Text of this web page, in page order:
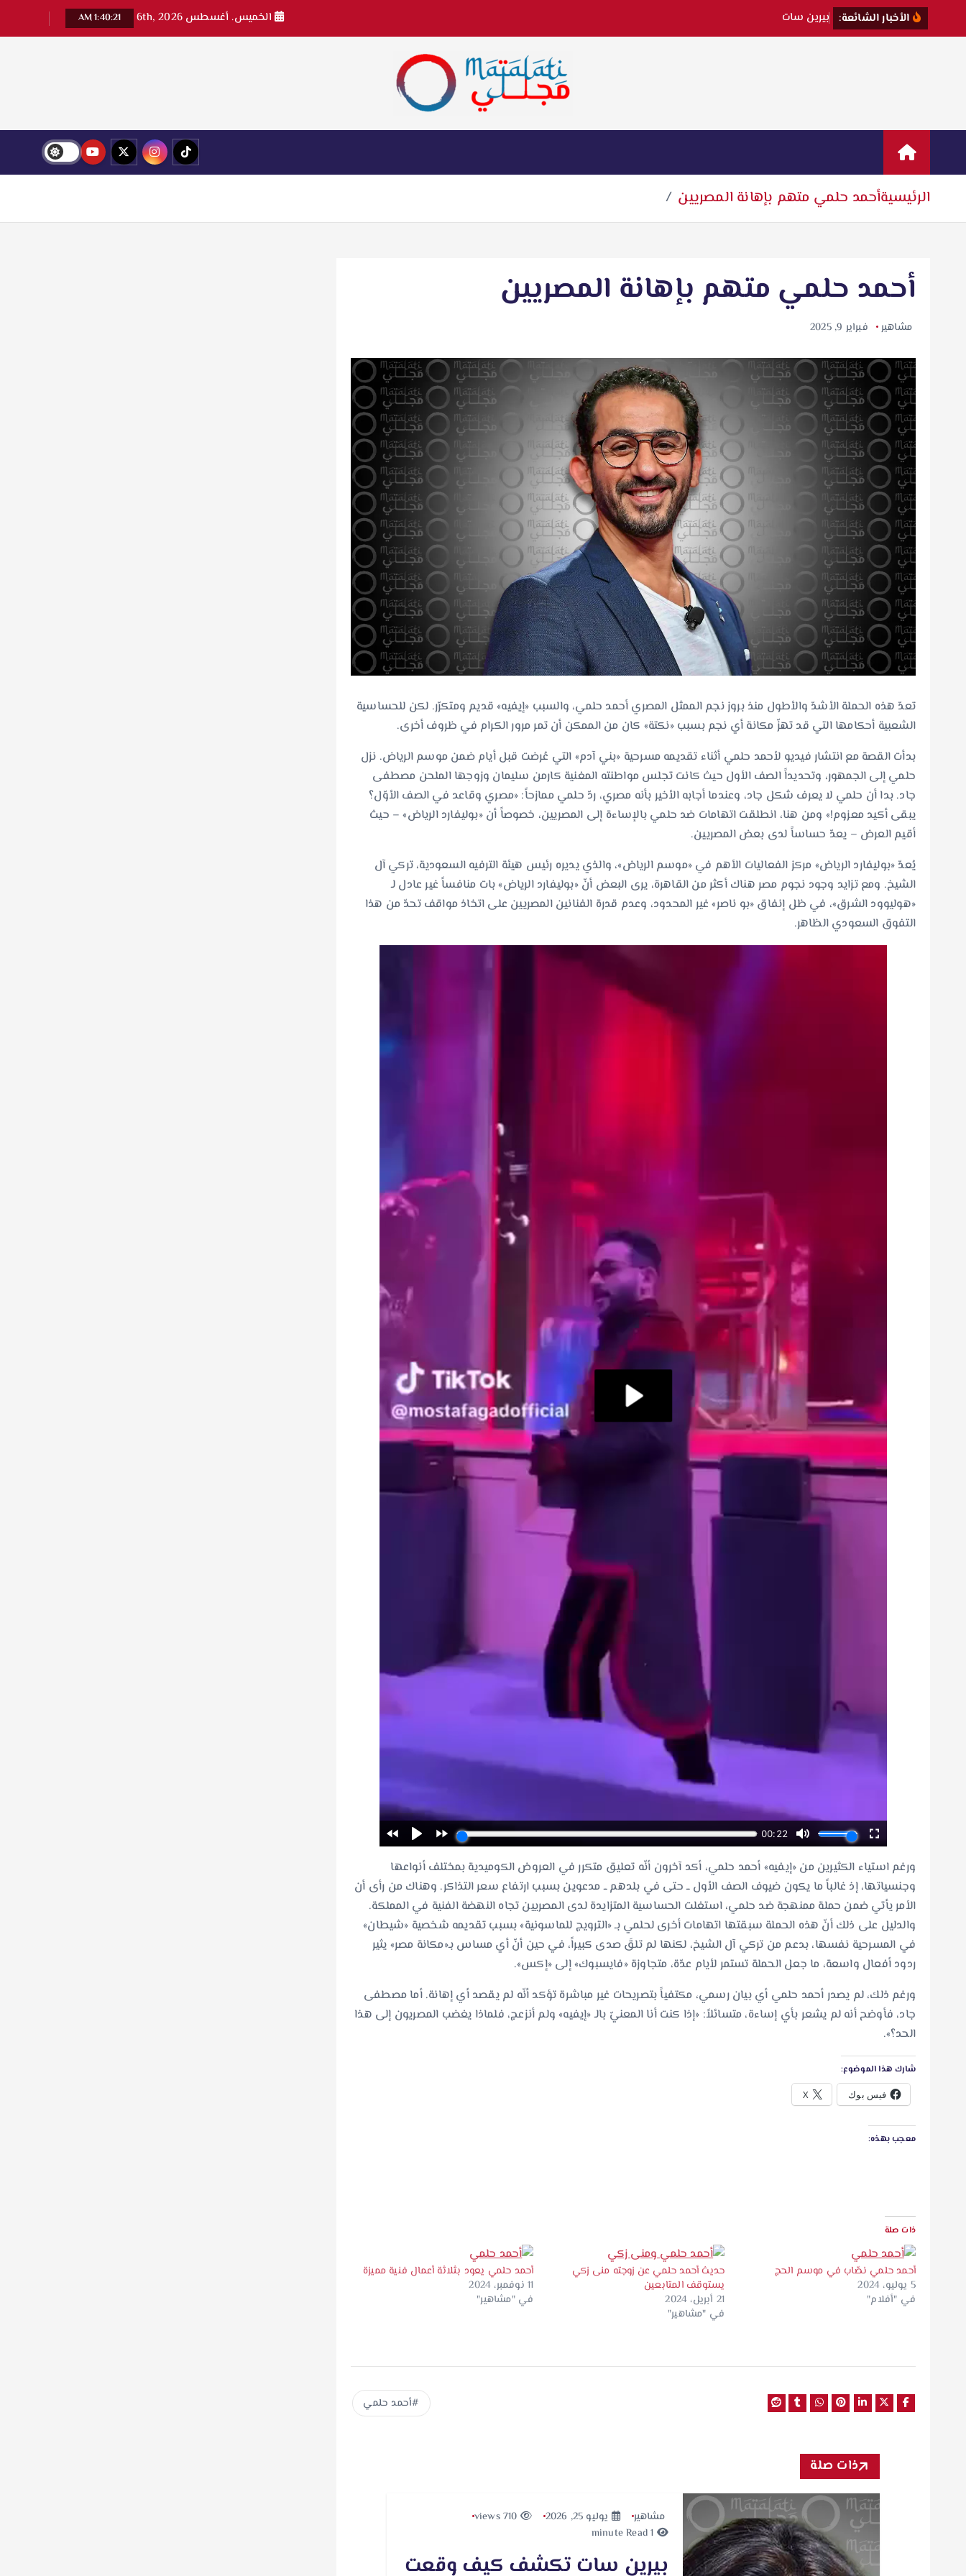
ل
و
إ
الأخبار الشائعة: بيرين سات الخميس. أغسطس 6th, 2026 1:40:22 AM
اخبار فنية وترفيهية
الرئيسيةأحمد حلمي متهم بإهانة المصريين
أحمد حلمي متهم بإهانة المصريين
مشاهير فبراير 9, 2025
تعدّ هذه الحملة الأشدّ والأطول منذ بروز نجم الممثل المصري أحمد حلمي، والسبب «إيفيه» قديم ومتكرّر. لكن للحساسية
الشعبية أحكامها التي قد تهزّ مكانة أي نجم بسبب «نكتة» كان من الممكن أن تمر مرور الكرام في ظروف أخرى.
بدأت القصة مع انتشار فيديو لأحمد حلمي أثناء تقديمه مسرحية «بني آدم» التي عُرضت قبل أيام ضمن موسم الرياض. نزل
حلمي إلى الجمهور، وتحديداً الصف الأول حيث كانت تجلس مواطنته المغنية كارمن سليمان وزوجها الملحن مصطفى
جاد. بدا أن حلمي لا يعرف شكل جاد، وعندما أجابه الأخير بأنه مصري، ردّ حلمي ممازحاً: «مصري وقاعد في الصف الأوّل؟
يبقى أكيد معزوم!» ومن هنا، انطلقت اتهامات ضد حلمي بالإساءة إلى المصريين، خصوصاً أن «بوليفارد الرياض» – حيث
أقيم العرض – يعدّ حساساً لدى بعض المصريين.
يُعدّ «بوليفارد الرياض» مركز الفعاليات الأهم في «موسم الرياض»، والذي يديره رئيس هيئة الترفيه السعودية، تركي آل
الشيخ. ومع تزايد وجود نجوم مصر هناك أكثر من القاهرة، يرى البعض أنّ «بوليفارد الرياض» بات منافساً غير عادل لـ
«هوليوود الشرق»، في ظل إنفاق «بو ناصر» غير المحدود، وعدم قدرة الفنانين المصريين على اتخاذ مواقف تحدّ من هذا
التفوق السعودي الظاهر.
ورغم استياء الكثيرين من «إيفيه» أحمد حلمي، أكد آخرون أنّه تعليق متكرر في العروض الكوميدية بمختلف أنواعها
وجنسياتها، إذ غالباً ما يكون ضيوف الصف الأول ــ حتى في بلدهم ــ مدعوين بسبب ارتفاع سعر التذاكر. وهناك من رأى أن
الأمر يأتي ضمن حملة ممنهجة ضد حلمي، استغلت الحساسية المتزايدة لدى المصريين تجاه النهضة الفنية في المملكة.
والدليل على ذلك أنّ هذه الحملة سبقتها اتهامات أخرى لحلمي بـ «الترويج للماسونية» بسبب تقديمه شخصية «شيطان»
في المسرحية نفسها، بدعم من تركي آل الشيخ، لكنها لم تلقَ صدى كبيراً، في حين أنّ أي مساس بـ«مكانة مصر» يثير
ردود أفعال واسعة، ما جعل الحملة تستمر لأيام عدّة، متجاوزة «فايسبوك» إلى «إكس».
ورغم ذلك، لم يصدر أحمد حلمي أي بيان رسمي، مكتفياً بتصريحات غير مباشرة تؤكد أنّه لم يقصد أي إهانة. أما مصطفى
جاد، فأوضح أنه لم يشعر بأي إساءة، متسائلاً: «إذا كنت أنا المعنيّ بالـ «إيفيه» ولم أنزعج، فلماذا يغضب المصريون إلى هذا
الحد؟».
شارك هذا الموضوع:
فيس بوك X
معجب بهذه:
ذات صلة
أحمد حلمي نصّاب في موسم الحج
5 يوليو، 2024
في "أفلام"
حديث أحمد حلمي عن زوجته منى زكي
يستوقف المتابعين
21 أبريل، 2024
في "مشاهير"
أحمد حلمي يعود بثلاثة أعمال فنية مميزة
11 نوفمبر، 2024
في "مشاهير"
أحمد حلمي
ذات صلة
مشاهير يوليو 25, 2026
بيرين سات تكشف كيف وقعت